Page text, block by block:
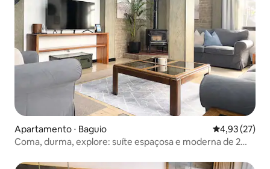
Apartamento ⋅ Baguio 4,93 de uma
4,93 (27)
Coma, durma, explore: suíte espaçosa e moderna de 2